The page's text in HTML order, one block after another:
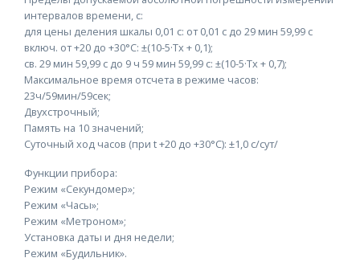
интервалов времени, с:
для цены деления шкалы 0,01 с: от 0,01 с до 29 мин 59,99 с
включ. от +20 до +30°С: ±(10-5·Тх + 0,1);
св. 29 мин 59,99 с до 9 ч 59 мин 59,99 с: ±(10-5·Тх + 0,7);
Максимальное время отсчета в режиме часов:
23ч/59мин/59сек;
Двухстрочный;
Память на 10 значений;
Суточный ход часов (при t +20 до +30°С): ±1,0 с/сут/
Функции прибора:
Режим «Секундомер»;
Режим «Часы»;
Режим «Метроном»;
Установка даты и дня недели;
Режим «Будильник».